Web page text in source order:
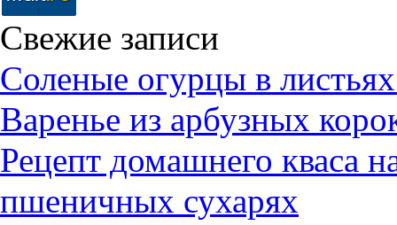
Свежие записи
Соленые огурцы в
Варенье из арбузных
Рецепт домашнего кваса
пшеничных сухарях